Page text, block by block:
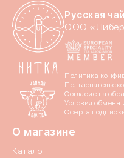
Русская
ООО
Политика
Согласие на
Условия обмена
Оферта
О магазине
Каталог